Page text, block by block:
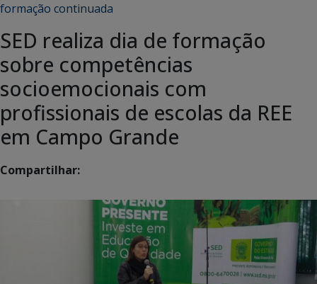
formação continuada
SED realiza dia de formação
sobre competências
socioemocionais com
profissionais de escolas da REE
em Campo Grande
Compartilhar: